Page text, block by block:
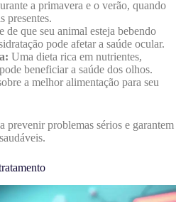
a primavera e o verão, quando
presentes.
de que seu animal esteja bebendo
pode afetar a saúde ocular.
Uma dieta rica em nutrientes,
beneficiar a saúde dos olhos.
a melhor alimentação para seu
prevenir problemas sérios e garantem